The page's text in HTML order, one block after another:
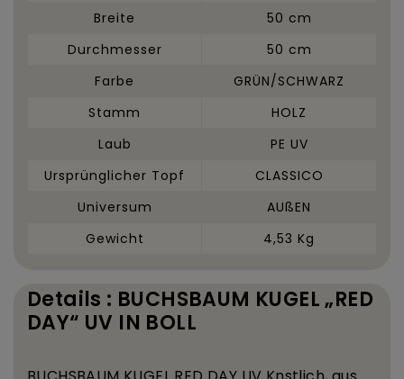
Breite
50 cm
Durchmesser
50 cm
Farbe
GRÜN/SCHWARZ
Stamm
HOLZ
Laub
PE UV
Ursprünglicher Topf
CLASSICO
Universum
AUßEN
Gewicht
4,53 Kg
Details : BUCHSBAUM KUGEL „RED
DAY“ UV IN BOLL